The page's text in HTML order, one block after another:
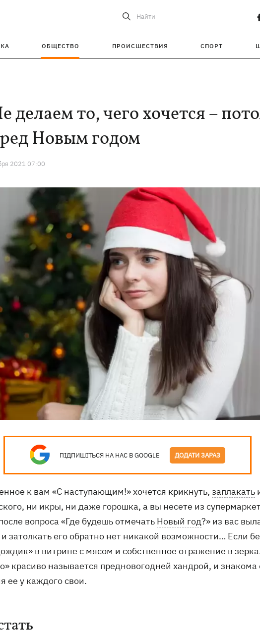
Найти
ОБЩЕСТВО ПРОИСШЕСТВИЯ СПОРТ
делаем то, чего хочется –
Новым годом
2021 07:00
ПІДПИШІТЬСЯ НА НАС В GOOGLE ДОДАТИ ЗАРАЗ
к вам «С наступающим!» хочется крикнуть, заплакать
ни икры, ни даже горошка, а вы несете из
вопроса «Где будешь отмечать Новый год?» из вас
затолкать его обратно нет никакой возможности… Если
в витрине с мясом и собственное отражение в
красиво называется предновогодней хандрой, и
ее у каждого свои.